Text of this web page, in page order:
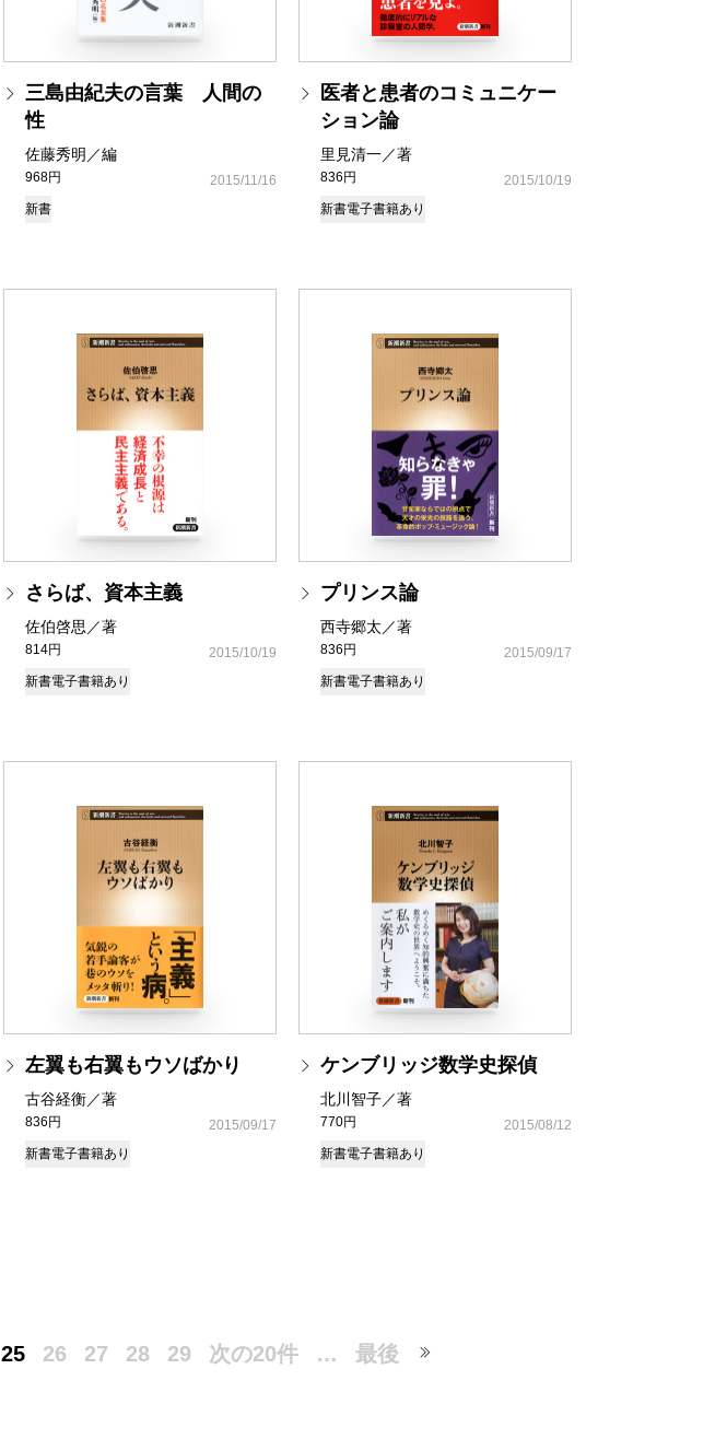
三島由紀夫の言葉 人間の
性
佐藤秀明／編
968円
2015/11/16
新書
医者と患者のコミュニケー
ション論
里見清一／著
836円
2015/10/19
新書電子書籍あり
さらば、資本主義
佐伯啓思／著
814円
2015/10/19
新書電子書籍あり
プリンス論
西寺郷太／著
836円
2015/09/17
新書電子書籍あり
左翼も右翼もウソばかり
古谷経衡／著
836円
2015/09/17
新書電子書籍あり
ケンブリッジ数学史探偵
北川智子／著
770円
2015/08/12
新書電子書籍あり
25 26 27 28 29 次の20件 … 最後